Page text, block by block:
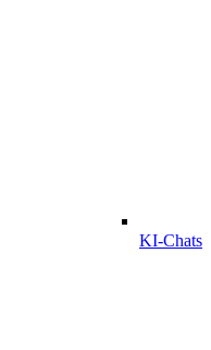
KI-Chats